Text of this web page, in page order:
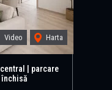
Video Harta
| parcare
închisă